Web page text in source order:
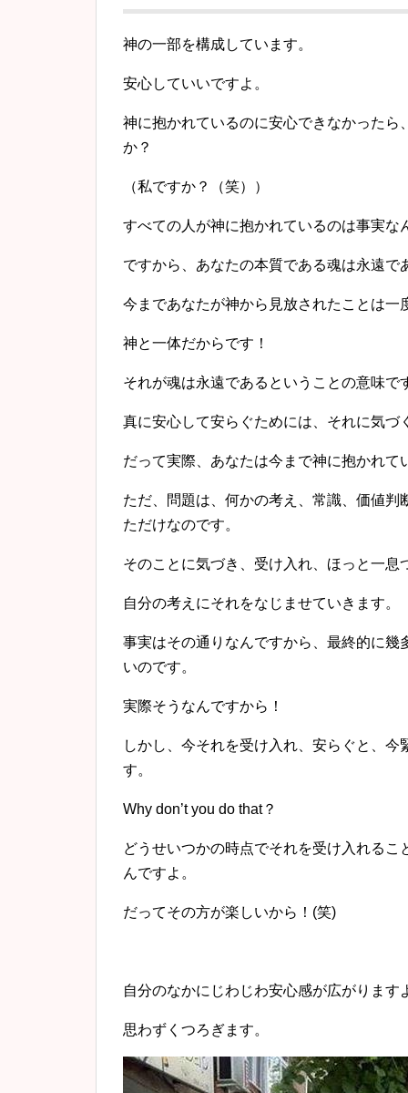
神の一部を構成しています。
安心していいですよ。
神に抱かれているのに安心できなかったら
か？
（私ですか？（笑））
すべての人が神に抱かれているのは事実な
ですから、あなたの本質である魂は永遠で
今まであなたが神から見放されたことは一
神と一体だからです！
それが魂は永遠であるということの意味で
真に安心して安らぐためには、それに気づ
だって実際、あなたは今まで神に抱かれ
ただ、問題は、何かの考え、常識、価値判
ただけなのです。
そのことに気づき、受け入れ、ほっと一息
自分の考えにそれをなじませていきます。
事実はその通りなんですから、 最終的に幾
いのです。
実際そうなんですから！
しかし、今それを受け入れ、安らぐと、今
す。
Why don’t you do that？
どうせいつかの時点でそれを受け入れるこ
んですよ。
だってその方が楽しいから！(笑)
自分のなかにじわじわ安心感が広がります
思わずくつろぎます。